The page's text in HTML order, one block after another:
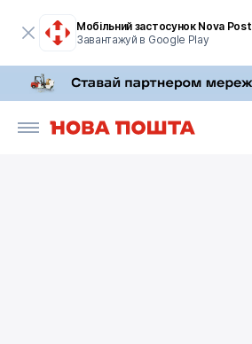
Мобільний застосунок Nova Post
Завантажуй в Google Play